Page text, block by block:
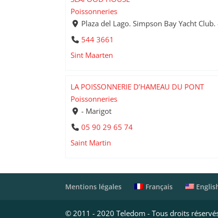
Poissonneries
Plaza del Lago. Simpson Bay Yacht Club.
544 3661
Sint Maarten
LA POISSONNERIE D’HAMEAU DU PONT
Poissonneries
- Marigot
05 90 29 65 74
Saint Martin
Mentions légales Français
© 2011 - 2020 Teledom - Tous droits